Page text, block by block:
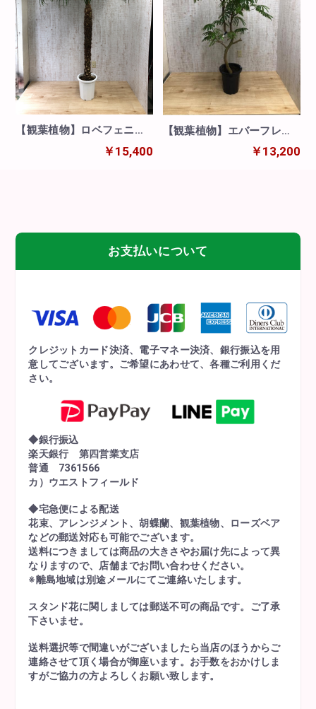
【観葉植物】ロベフェニッ
クス(10号鉢)※取寄商品の
￥15,400
【観葉植物】エバーフレッ
シュ(10号鉢)※取寄商品の
￥13,200
お支払いについて
クレジットカード決済、電子マネー決済、銀行振込を用
意してございます。ご希望にあわせて、各種ご利用くだ
さい。
◆銀行振込
楽天銀行 第四営業支店
普通 7361566
カ）ウエストフィールド
◆宅急便による配送
花束、アレンジメント、胡蝶蘭、観葉植物、ローズベア
などの郵送対応も可能でございます。
送料につきましては商品の大きさやお届け先によって異
なりますので、店舗までお問い合わせください。
※離島地域は別途メールにてご連絡いたします。
スタンド花に関しましては郵送不可の商品です。ご了承
下さいませ。
送料選択等で間違いがございましたら当店のほうからご
連絡させて頂く場合が御座います。お手数をおかけしま
すがご協力の方よろしくお願い致します。